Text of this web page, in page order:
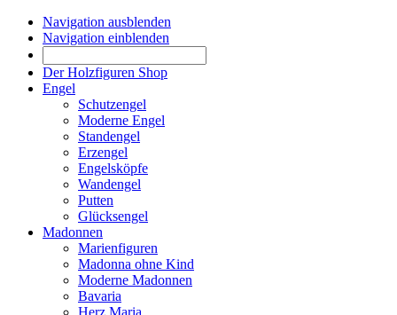
Navigation ausblenden
Navigation einblenden
Der Holzfiguren Shop
Engel
Schutzengel
Moderne Engel
Standengel
Erzengel
Engelsköpfe
Wandengel
Putten
Glücksengel
Madonnen
Marienfiguren
Madonna ohne Kind
Moderne Madonnen
Bavaria
Herz Maria